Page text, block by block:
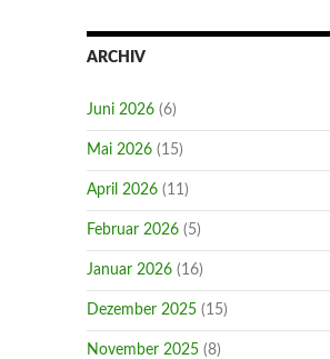
ARCHIV
Juni 2026 (6)
Mai 2026 (15)
April 2026 (11)
Februar 2026 (5)
Januar 2026 (16)
Dezember 2025 (15)
November 2025 (8)